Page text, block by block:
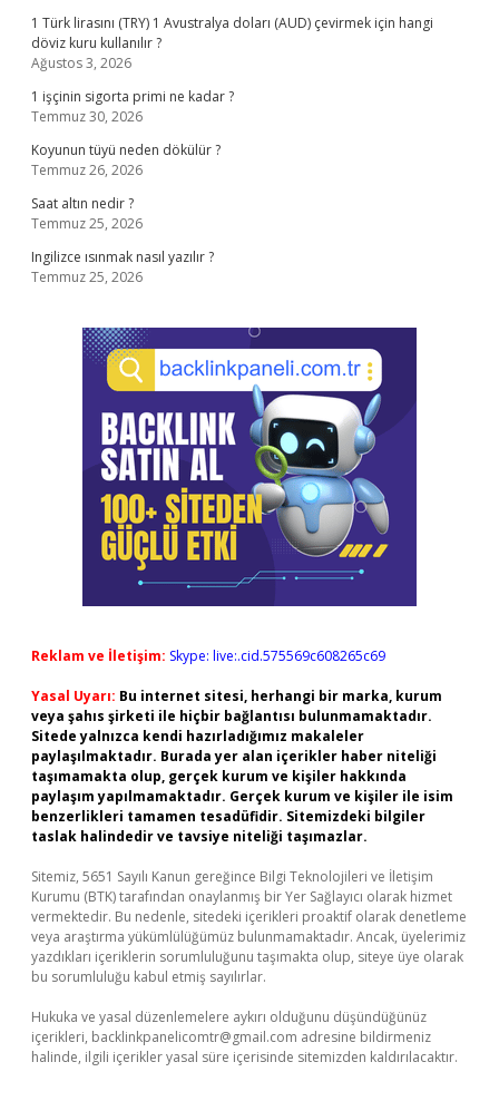
1 Türk lirasını (TRY) 1 Avustralya doları (AUD) çevirmek için hangi
döviz kuru kullanılır ?
Ağustos 3, 2026
1 işçinin sigorta primi ne kadar ?
Temmuz 30, 2026
Koyunun tüyü neden dökülür ?
Temmuz 26, 2026
Saat altın nedir ?
Temmuz 25, 2026
Ingilizce ısınmak nasıl yazılır ?
Temmuz 25, 2026
Reklam ve İletişim: Skype: live:.cid.575569c608265c69
Yasal Uyarı: Bu internet sitesi, herhangi bir marka, kurum
veya şahıs şirketi ile hiçbir bağlantısı bulunmamaktadır.
Sitede yalnızca kendi hazırladığımız makaleler
paylaşılmaktadır. Burada yer alan içerikler haber niteliği
taşımamakta olup, gerçek kurum ve kişiler hakkında
paylaşım yapılmamaktadır. Gerçek kurum ve kişiler ile isim
benzerlikleri tamamen tesadüfidir. Sitemizdeki bilgiler
taslak halindedir ve tavsiye niteliği taşımazlar.
Sitemiz, 5651 Sayılı Kanun gereğince Bilgi Teknolojileri ve İletişim
Kurumu (BTK) tarafından onaylanmış bir Yer Sağlayıcı olarak hizmet
vermektedir. Bu nedenle, sitedeki içerikleri proaktif olarak denetleme
veya araştırma yükümlülüğümüz bulunmamaktadır. Ancak, üyelerimiz
yazdıkları içeriklerin sorumluluğunu taşımakta olup, siteye üye olarak
bu sorumluluğu kabul etmiş sayılırlar.
Hukuka ve yasal düzenlemelere aykırı olduğunu düşündüğünüz
içerikleri, backlinkpanelicomtr@gmail.com adresine bildirmeniz
halinde, ilgili içerikler yasal süre içerisinde sitemizden kaldırılacaktır.